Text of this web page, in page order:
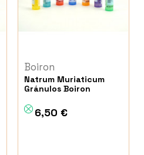
Boiron
Natrum Muriaticum
Gránulos Boiron
6,50 €